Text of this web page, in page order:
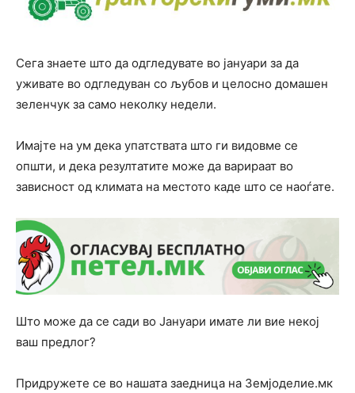
Сега знаете што да одгледувате во јануари за да
уживате во одгледуван со љубов и целосно домашен
зеленчук за само неколку недели.
Имајте на ум дека упатствата што ги видовме се
општи, и дека резултатите може да варираат во
зависност од климата на местото каде што се наоѓате.
Што може да се сади во Јануари имате ли вие некој
ваш предлог?
Придружете се во нашата заедница на Земјоделие.мк